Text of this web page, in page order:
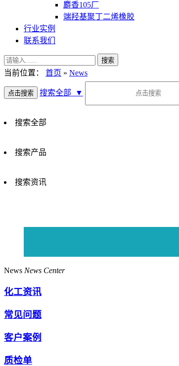
麝香105厂
端羟基聚丁二烯橡胶
行业实例
联系我们
当前位置： 首页 » News
搜索全部 ▼
搜索全部
搜索产品
搜索资讯
News News Center
化工资讯
常见问题
客户案例
质检单